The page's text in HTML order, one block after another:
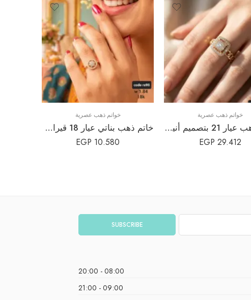
خواتم ذهب عصرية
خاتم ذهب عيار 21 بتصميم أنيق وفاخر
29.412
EGP
خواتم ذهب عصرية
خاتم ذهب بناتي عيار 18 قيراط تصميم أنيق
10.580
EGP
08:00 - 20:00
09:00 - 21:00